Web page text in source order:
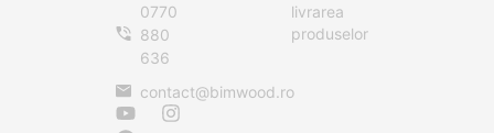
0770
880
636
contact@bimwood.ro
livrarea
produselor